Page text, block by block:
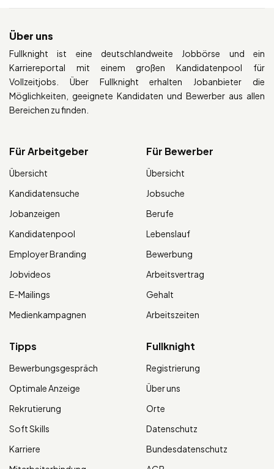
Über uns
Fullknight ist eine deutschlandweite Jobbörse und ein
Karriereportal mit einem großen Kandidatenpool für
Vollzeitjobs. Über Fullknight erhalten Jobanbieter die
Möglichkeiten, geeignete Kandidaten und Bewerber aus allen
Bereichen zu finden.
Für Arbeitgeber
Übersicht
Kandidatensuche
Jobanzeigen
Kandidatenpool
Employer Branding
Jobvideos
E-Mailings
Medienkampagnen
Für Bewerber
Übersicht
Jobsuche
Berufe
Lebenslauf
Bewerbung
Arbeitsvertrag
Gehalt
Arbeitszeiten
Tipps
Bewerbungsgespräch
Optimale Anzeige
Rekrutierung
Soft Skills
Karriere
Fullknight
Registrierung
Über uns
Orte
Datenschutz
Bundesdatenschutz